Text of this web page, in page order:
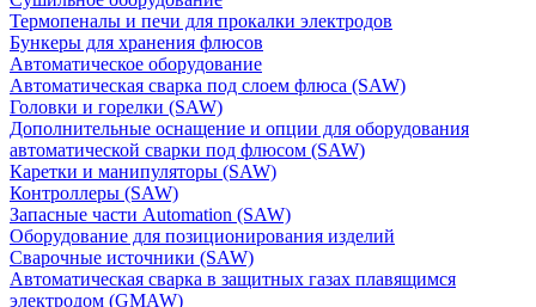
Термопеналы и печи для прокалки электродов
Бункеры для хранения флюсов
Автоматическое оборудование
Автоматическая сварка под слоем флюса (SAW)
Головки и горелки (SAW)
Дополнительные оснащение и опции для оборудования
автоматической сварки под флюсом (SAW)
Каретки и манипуляторы (SAW)
Контроллеры (SAW)
Запасные части Automation (SAW)
Оборудование для позиционирования изделий
Сварочные источники (SAW)
Автоматическая сварка в защитных газах плавящимся
электродом (GMAW)